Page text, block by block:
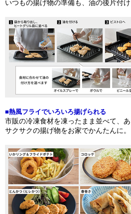
いつもの揚げ物の準備も、油の後片付け
■熱風フライでいろいろ揚げられる
市販の冷凍食材を凍ったまま並べて、
サクサクの揚げ物をお家でかんたんに。